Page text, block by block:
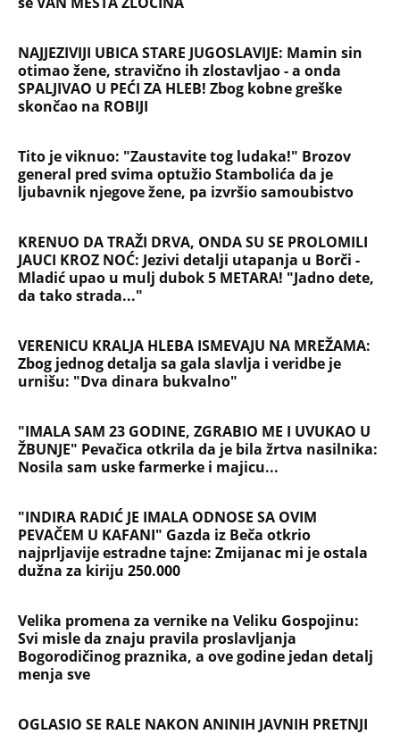
NAJJEZIVIJI UBICA STARE JUGOSLAVIJE: Mamin sin
otimao žene, stravično ih zlostavljao - a onda
SPALJIVAO U PEĆI ZA HLEB! Zbog kobne greške
skončao na ROBIJI
Tito je viknuo: "Zaustavite tog ludaka!" Brozov
general pred svima optužio Stambolića da je
ljubavnik njegove žene, pa izvršio samoubistvo
KRENUO DA TRAŽI DRVA, ONDA SU SE PROLOMILI
JAUCI KROZ NOĆ: Jezivi detalji utapanja u Borči -
Mladić upao u mulj dubok 5 METARA! "Jadno dete,
da tako strada..."
VERENICU KRALJA HLEBA ISMEVAJU NA MREŽAMA:
Zbog jednog detalja sa gala slavlja i veridbe je
urnišu: "Dva dinara bukvalno"
"IMALA SAM 23 GODINE, ZGRABIO ME I UVUKAO U
ŽBUNJE" Pevačica otkrila da je bila žrtva nasilnika:
Nosila sam uske farmerke i majicu...
"INDIRA RADIĆ JE IMALA ODNOSE SA OVIM
PEVAČEM U KAFANI" Gazda iz Beča otkrio
najprljavije estradne tajne: Zmijanac mi je ostala
dužna za kiriju 250.000
Velika promena za vernike na Veliku Gospojinu:
Svi misle da znaju pravila proslavljanja
Bogorodičinog praznika, a ove godine jedan detalj
menja sve
OGLASIO SE RALE NAKON ANINIH JAVNIH PRETNJI